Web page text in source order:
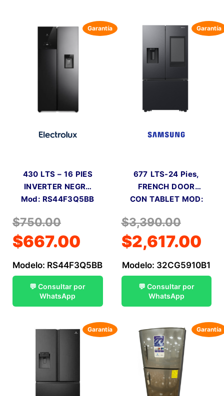
430 LTS – 16 PIES
INVERTER NEGRA
Mod: RS44F3Q5BB
$750.00
$667.00
Modelo: RS44F3Q5BB
💬 Consultar por
WhatsApp
677 LTS-24 Pies,
FRENCH DOOR
CON TABLET MOD:
$3,390.00
$2,617.00
Modelo: 32CG5910B1
💬 Consultar por
WhatsApp